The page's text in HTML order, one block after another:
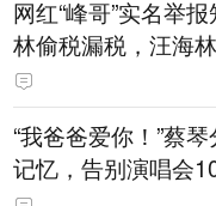
网红“峰哥”实名举
林偷税漏税，汪海
法行为，相关机构
处理，清者自清，
“我爸爸爱你！”蔡
记忆，告别演唱会